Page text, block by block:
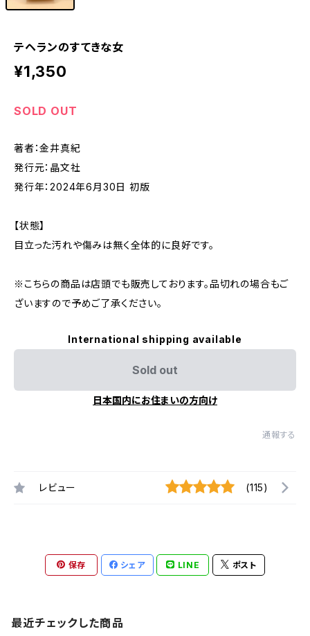
テヘランのすてきな女
¥1,350
SOLD OUT
著者：金井真紀
発行元：晶文社
発行年：2024年6月30日 初版
【状態】
目立った汚れや傷みは無く全体的に良好です。
※こちらの商品は店頭でも販売しております。品切れの場合もご
ざいますので予めご了承ください。
International shipping available
Sold out
日本国内にお住まいの方向け
通報する
レビュー (115)
保存 シェア LINE ポスト
最近チェックした商品